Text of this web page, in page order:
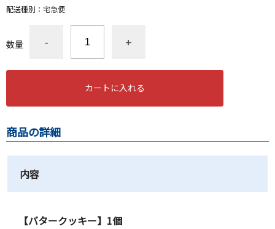
配送種別： 宅急便
数量 - +
カートに入れる
商品の詳細
内容
【バタークッキー】1個